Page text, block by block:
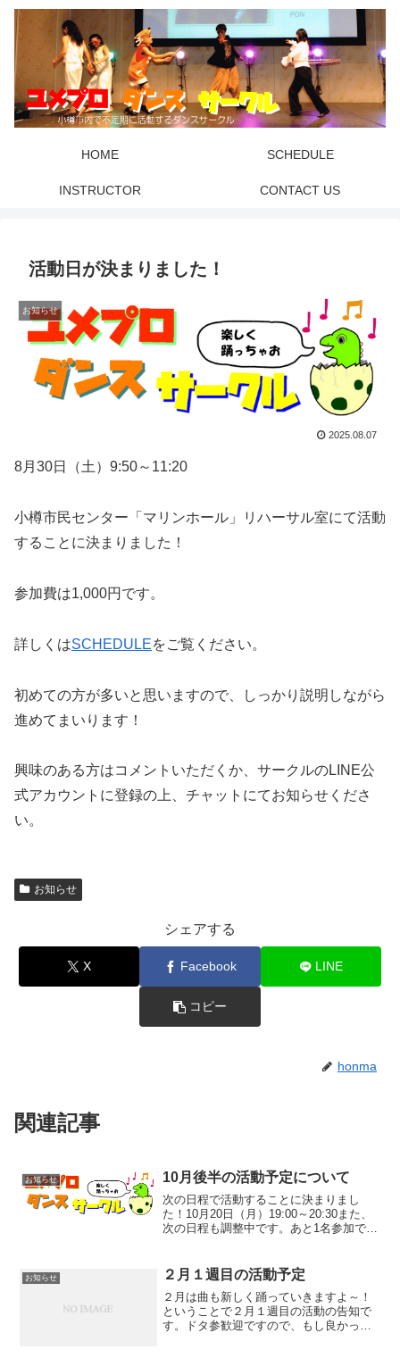
HOME SCHEDULE
INSTRUCTOR CONTACT US
活動日が決まりました！
お知らせ
2025.08.07
8月30日（土）9:50～11:20
小樽市民センター「マリンホール」リハーサル室にて活動
することに決まりました！
参加費は1,000円です。
詳しくはSCHEDULEをご覧ください。
初めての方が多いと思いますので、しっかり説明しながら
進めてまいります！
興味のある方はコメントいただくか、サークルのLINE公
式アカウントに登録の上、チャットにてお知らせくださ
い。
お知らせ
シェアする
X Facebook LINE
コピー
honma
関連記事
お知らせ 10月後半の活動予定について
次の日程で活動することに決まりまし
た！10月20日（月）19:00～20:30また、
次の日程も調整中です。あと1名参加で開
～15:3010月31日（金...
お知らせ ２月１週目の活動予定
２月は曲も新しく踊っていきますよ～！
ということで２月１週目の活動の告知で
す。ドタ参歓迎ですので、もし良かった